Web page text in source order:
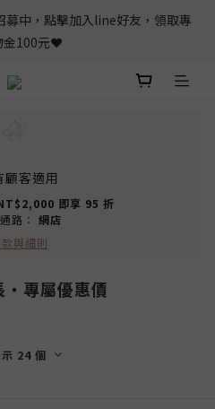
中，點擊加入line好友，領取專
金100元❤️
顧客適用
即享 95 折
路： 網店
與細則
‧專屬優惠價
24 個